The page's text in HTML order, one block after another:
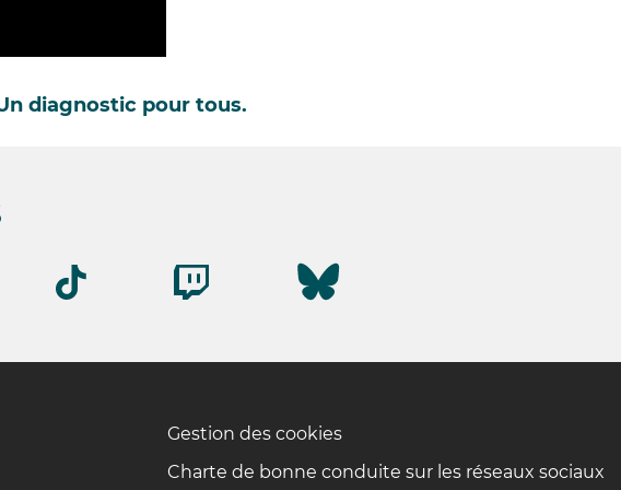
diagnostic pour tous.
Gestion des cookies
Charte de bonne conduite sur les réseaux sociaux